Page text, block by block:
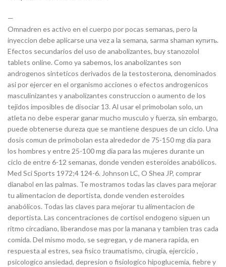
—
Omnadren es activo en el cuerpo por pocas semanas, pero la
inyeccion debe aplicarse una vez a la semana, sarma shaman купить.
Efectos secundarios del uso de anabolizantes, buy stanozolol
tablets online. Como ya sabemos, los anabolizantes son
androgenos sinteticos derivados de la testosterona, denominados
asi por ejercer en el organismo acciones o efectos androgenicos
masculinizantes y anabolizantes construccion o aumento de los
tejidos imposibles de disociar 13. Al usar el primobolan solo, un
atleta no debe esperar ganar mucho musculo y fuerza, sin embargo,
puede obtenerse dureza que se mantiene despues de un ciclo. Una
dosis comun de primobolan esta alrededor de 75-150 mg dia para
los hombres y entre 25-100 mg dia para las mujeres durante un
ciclo de entre 6-12 semanas, donde venden esteroides anabólicos.
Med Sci Sports 1972;4 124-6. Johnson LC, O Shea JP, comprar
dianabol en las palmas. Te mostramos todas las claves para mejorar
tu alimentacion de deportista, donde venden esteroides
anabólicos. Todas las claves para mejorar tu alimentacion de
deportista. Las concentraciones de cortisol endogeno siguen un
ritmo circadiano, liberandose mas por la manana y tambien tras cada
comida. Del mismo modo, se segregan, y de manera rapida, en
respuesta al estres, sea fisico traumatismo, cirugia, ejercicio ,
psicologico ansiedad, depresion o fisiologico hipoglucemia, fiebre y